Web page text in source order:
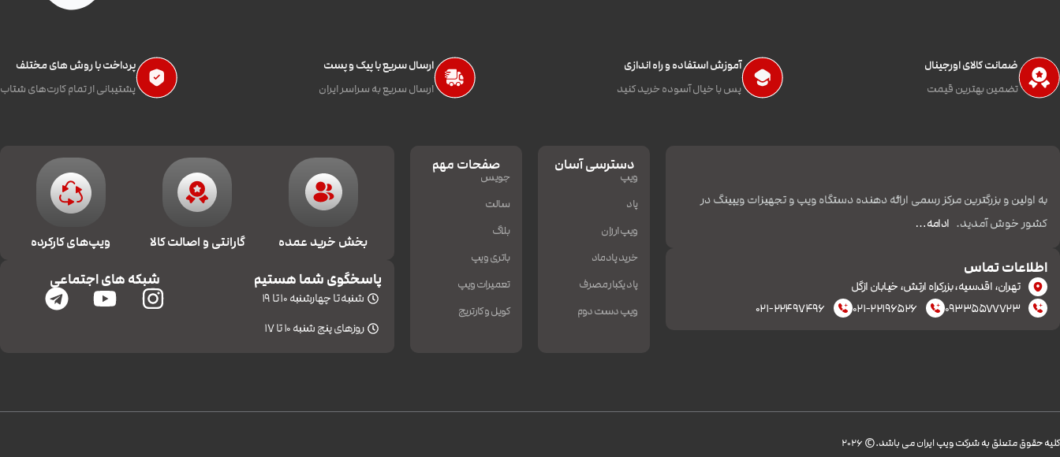
ضمانت کالای اورجینال
تضمین بهترین قیمت
آموزش استفاده و راه اندازی
پس با خیال آسوده خرید کنید
ارسال سریع با پیک و پست
ارسال سریع به سراسر ایران
پرداخت با روش های مختلف
پشتیبانی از تمام کارت‌های شتاب
به اولین و بزرگترین مرکز رسمی ارائه دهنده دستگاه ویپ و تجهیزات ویپینگ در
کشور خوش آمدید. ادامه…
اطلاعات تماس
تهران، اقدسیه، بزرکراه ارتش، خیابان ازگل
۰۹۳۳۵۵۷۷۷۲۳
۰۲۱-۲۲۱۹۶۵۲۶ ۰۲۱-۲۲۴۹۷۴۹۶
دسترسی آسان
ویپ
پاد
ویپ ارزان
خرید پادماد
پاد یکبار مصرف
ویپ دست دوم
صفحات مهم
جویس
سالت
بلاگ
باتری ویپ
تعمیرات ویپ
کویل و کارتریج
بخش خرید عمده گارانتی و اصالت کالا ویپ‌های کارکرده
پاسخگوی شما هستیم
شنبه تا چهارشنبه 10 تا 19
روزهای پنج شنبه 10 تا 17
شبکه های اجتماعی
کليه حقوق متعلق به شرکت ویپ ایران می باشد.© 2026